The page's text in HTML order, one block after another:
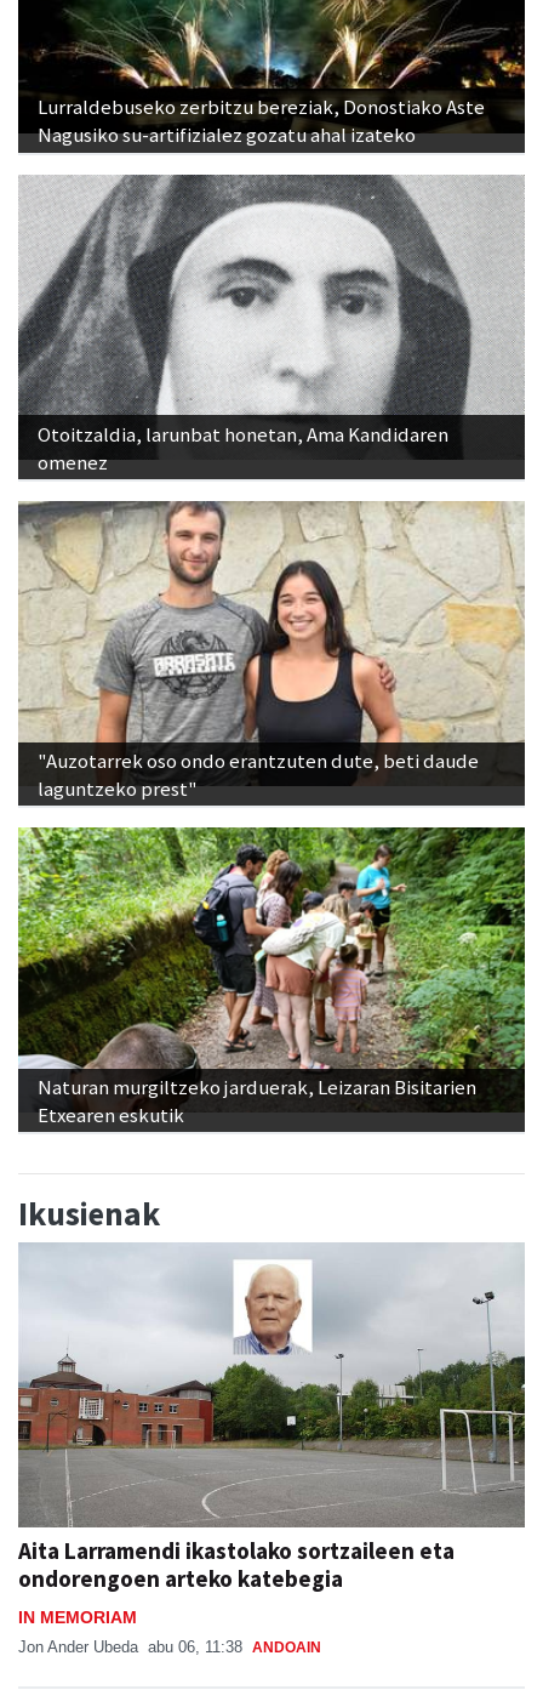
Lurraldebuseko zerbitzu bereziak, Donostiako Aste
Nagusiko su-artifizialez gozatu ahal izateko
Otoitzaldia, larunbat honetan, Ama Kandidaren
omenez
"Auzotarrek oso ondo erantzuten dute, beti daude
laguntzeko prest"
Naturan murgiltzeko jarduerak, Leizaran Bisitarien
Etxearen eskutik
Ikusienak
Aita Larramendi ikastolako sortzaileen eta
ondorengoen arteko katebegia
IN MEMORIAM
Jon Ander Ubeda abu 06, 11:38 ANDOAIN